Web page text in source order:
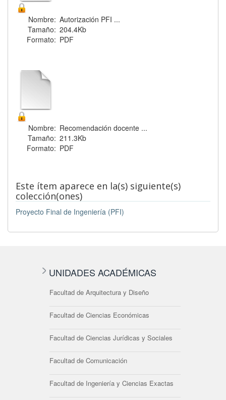
Nombre: Autorización PFI ...
Tamaño: 204.4Kb
Formato: PDF
Nombre: Recomendación docente ...
Tamaño: 211.3Kb
Formato: PDF
Este ítem aparece en la(s) siguiente(s)
colección(ones)
Proyecto Final de Ingeniería (PFI)
UNIDADES ACADÉMICAS
Facultad de Arquitectura y Diseño
Facultad de Ciencias Económicas
Facultad de Ciencias Jurídicas y Sociales
Facultad de Comunicación
Facultad de Ingeniería y Ciencias Exactas